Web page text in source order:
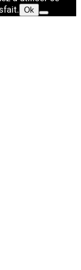
Ok